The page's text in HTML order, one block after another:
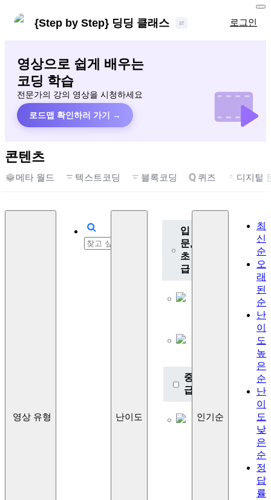
{Step by Step} 딩딩 클래스 로그인
영상으로 쉽게 배우는
코딩 학습
전문가의 강의 영상을 시청하세요
로드맵 확인하러 가기 →
콘텐츠
메타 월드 텍스트코딩 블록코딩 퀴즈 디지털
영상 유형 난이도
입
문,
초
급
중
급
중급
인기순
최
신
순
오
래
된
순
난
이
도
높
은
순
난
이
도
낮
은
순
정
답
률